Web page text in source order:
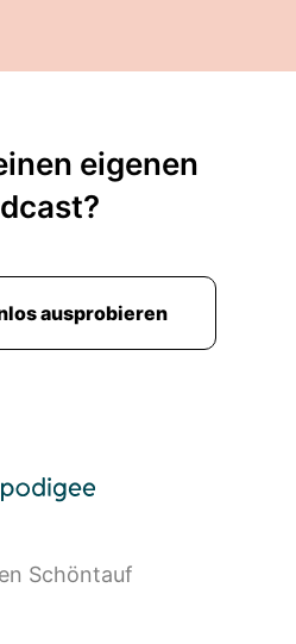
eigenen
ausprobieren
Schöntauf